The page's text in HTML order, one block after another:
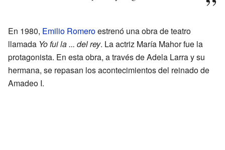
En 1980, Emilio Romeroestrenó una obra de teatro
llamada Yo fui la ... del rey. La actriz María Mahor fue la
protagonista. En esta obra, a través de Adela Larra y su
hermana, se repasan los acontecimientos del reinado de
Amadeo I.